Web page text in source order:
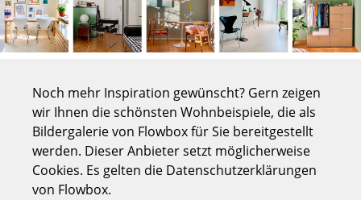
Sessel
Loungesessel
Freischwinger
Barhocker
Hocker
Noch mehr Inspiration gewünscht? Gern zeigen
wir Ihnen die schönsten Wohnbeispiele, die als
Bildergalerie von Flowbox für Sie bereitgestellt
werden. Dieser Anbieter setzt möglicherweise
Cookies. Es gelten die Datenschutzerklärungen
von Flowbox.